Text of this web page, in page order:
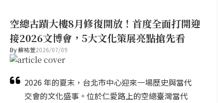
空總古蹟大樓8月修復開放！首度全面打開迎
接2026文博會，5大文化策展亮點搶先看
By蘇祐萱2026/07/09
2026 年的夏末，台北市中心迎來一場歷史與當代
交會的文化盛事。位於仁愛路上的空總臺灣當代